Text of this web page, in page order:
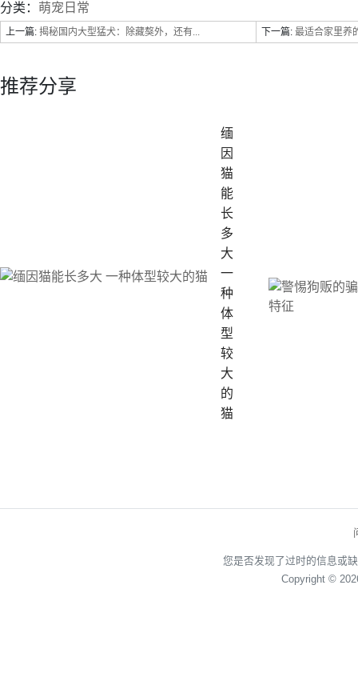
分类： 萌宠日常
上一篇: 揭秘国内大型猛犬：除藏獒外，还有... 下一篇: 最适合家里养
推荐分享
缅
因
猫
能
长
多
大
一
种
体
型
较
大
的
猫
您是否发现了过时的信息或
Copyright ©